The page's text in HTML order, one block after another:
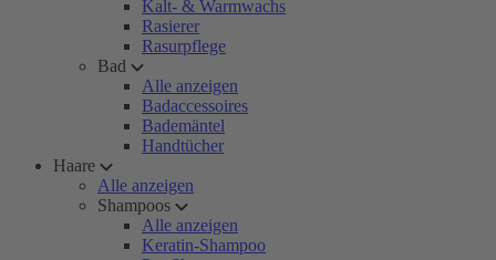
Kalt- & Warmwachs
Rasierer
Rasurpflege
Bad
Alle anzeigen
Badaccessoires
Bademäntel
Handtücher
Haare
Alle anzeigen
Shampoos
Alle anzeigen
Keratin-Shampoo